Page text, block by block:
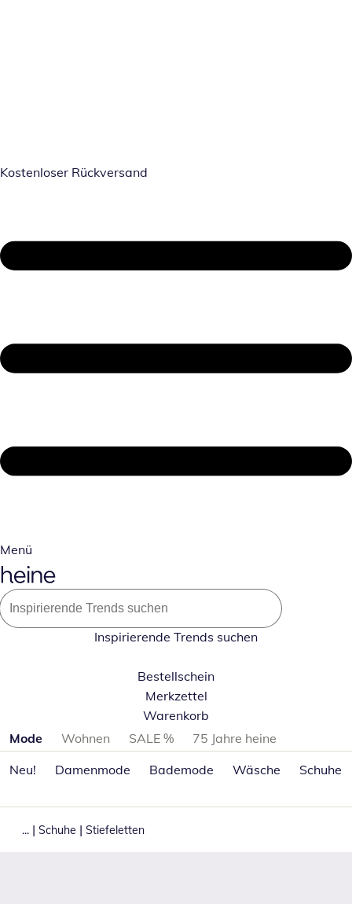
Kostenloser Rückversand
Menü
Inspirierende Trends suchen
Bestellschein
Merkzettel
Warenkorb
Produktkategorien überspringen
Mode Wohnen SALE %
75 Jahre heine
Neu!
Damenmode Bademode Wäsche Schuhe
... | Schuhe | Stiefeletten